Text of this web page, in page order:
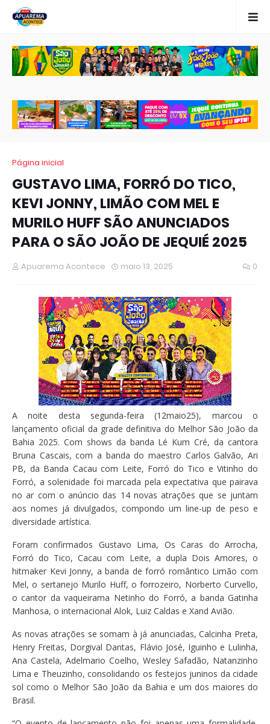
Página inicial
GUSTAVO LIMA, FORRÓ DO TICO,
KEVI JONNY, LIMÃO COM MEL E
MURILO HUFF SÃO ANUNCIADOS
PARA O SÃO JOÃO DE JEQUIÉ 2025
Apuarema Acontece maio 13, 2025 0
A noite desta segunda-feira (12maio25), marcou o
lançamento oficial da grade definitiva do Melhor São João da
Bahia 2025. Com shows da banda Lé Kum Cré, da cantora
Bruna Cascais, com a banda do maestro Carlos Galvão, Ari
PB, da Banda Cacau com Leite, Forró do Tico e Vitinho do
Forró, a solenidade foi marcada pela expectativa que pairava
no ar com o anúncio das 14 novas atrações que se juntam
aos nomes já divulgados, compondo um line-up de peso e
diversidade artística.
Foram confirmados Gustavo Lima, Os Caras do Arrocha,
Forró do Tico, Cacau com Leite, a dupla Dois Amores, o
hitmaker Kevi Jonny, a banda de forró romântico Limão com
Mel, o sertanejo Murilo Huff, o forrozeiro, Norberto Curvello,
o cantor da vaqueirama Netinho do Forró, a banda Gatinha
Manhosa, o internacional Alok, Luiz Caldas e Xand Avião.
As novas atrações se somam à já anunciadas, Calcinha Preta,
Henry Freitas, Dorgival Dantas, Flávio José, Iguinho e Lulinha,
Ana Castela, Adelmario Coelho, Wesley Safadão, Natanzinho
Lima e Theuzinho, consolidando os festejos juninos da cidade
sol como o Melhor São João da Bahia e um dos maiores do
Brasil.